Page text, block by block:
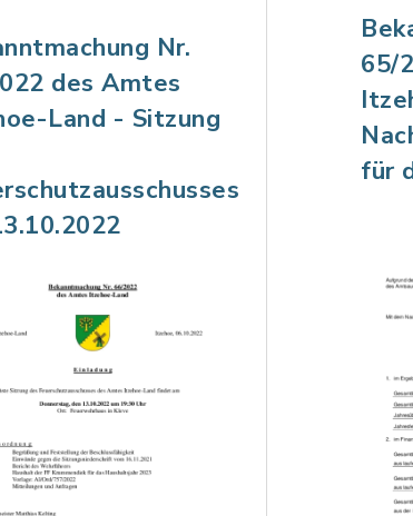
Nr.
des Amtes
Land - Sitzung
65/
für